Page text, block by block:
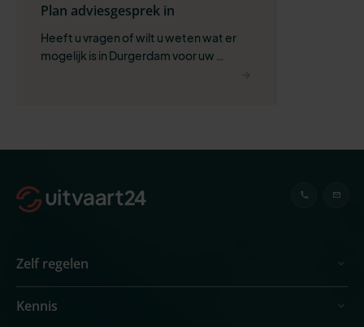
Plan adviesgesprek in
Heeft u vragen of wilt u weten wat er
mogelijk is in Durgerdam voor uw
Zelf regelen
Kennis